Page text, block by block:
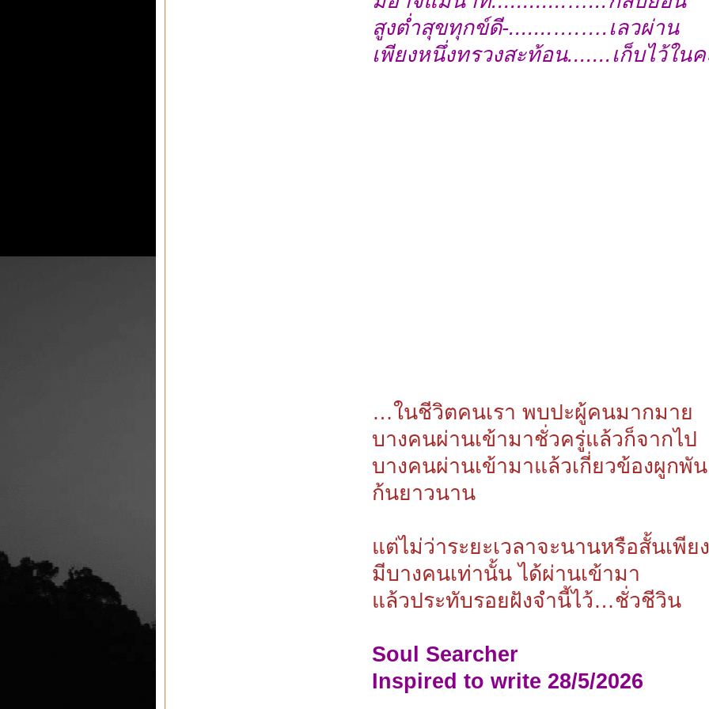
สูงต่ำสุขทุกข์ดี-.......….….เลวผ่าน
เพียงหนึ่งทรวงสะท้อน.......เก็บไว้ใน
…ในชีวิตคนเรา พบปะผู้คนมากมาย
บางคนผ่านเข้ามาชั่วครู่แล้วก็จากไป
บางคนผ่านเข้ามาแล้วเกี่ยวข้องผูกพัน
ก้นยาวนาน
แต่ไม่ว่าระยะเวลาจะนานหรือสั้นเพีย
มีบางคนเท่านั้น ได้ผ่านเข้ามา
แล้วประทับรอยฝังจำนี้ไว้…ชั่วชีวิน
Soul Searcher
Inspired to write 28/5/2026